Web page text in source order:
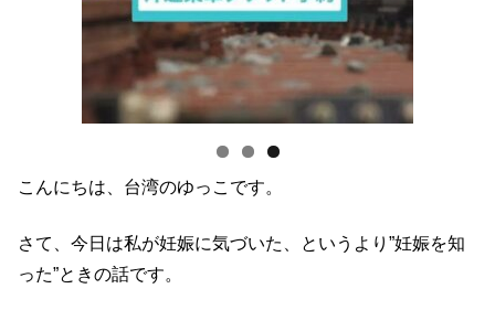
こんにちは、台湾のゆっこです。
さて、今日は私が妊娠に気づいた、というより”妊娠を知
った”ときの話です。